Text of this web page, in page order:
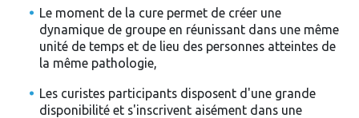
Le moment de la cure permet de créer une
dynamique de groupe en réunissant dans une même
unité de temps et de lieu des personnes atteintes de
la même pathologie,
Les curistes participants disposent d'une grande
disponibilité et s'inscrivent aisément dans une